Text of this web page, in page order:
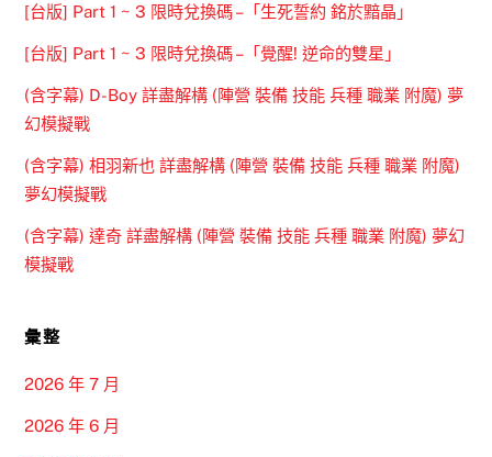
[台版] Part 1 ~ 3 限時兌換碼 –「生死誓約 銘於黯晶」
[台版] Part 1 ~ 3 限時兌換碼 –「覺醒! 逆命的雙星」
(含字幕) D-Boy 詳盡解構 (陣營 裝備 技能 兵種 職業 附魔) 夢
幻模擬戰
(含字幕) 相羽新也 詳盡解構 (陣營 裝備 技能 兵種 職業 附魔)
夢幻模擬戰
(含字幕) 達奇 詳盡解構 (陣營 裝備 技能 兵種 職業 附魔) 夢幻
模擬戰
彙整
2026 年 7 月
2026 年 6 月